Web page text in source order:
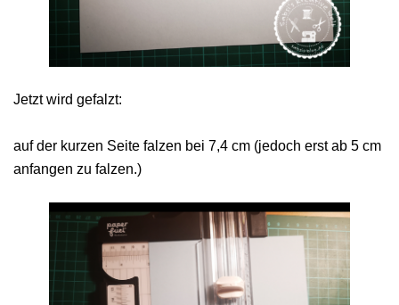
Jetzt wird gefalzt:
auf der kurzen Seite falzen bei 7,4 cm (jedoch erst ab 5 cm
anfangen zu falzen.)